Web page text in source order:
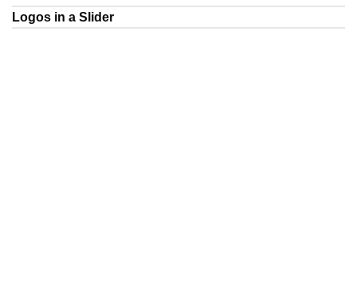
Logos in a Slider